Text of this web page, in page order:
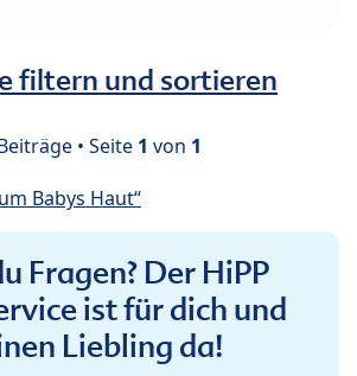
filtern und sortieren
• Seite 1 von 1
Babys Haut“
Fragen? Der HiPP
ist für dich und
Liebling da!